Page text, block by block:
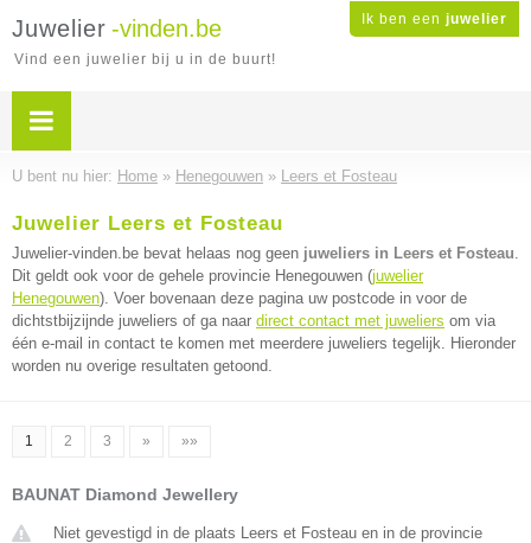
Ik ben een juwelier
Juwelier -vinden.be
Vind een juwelier bij u in de buurt!
U bent nu hier: Home » Henegouwen » Leers et Fosteau
Juwelier Leers et Fosteau
Juwelier-vinden.be bevat helaas nog geen juweliers in Leers et Fosteau.
Dit geldt ook voor de gehele provincie Henegouwen (juwelier
Henegouwen). Voer bovenaan deze pagina uw postcode in voor de
dichtstbijzijnde juweliers of ga naar direct contact met juweliers om via
één e-mail in contact te komen met meerdere juweliers tegelijk. Hieronder
worden nu overige resultaten getoond.
1 2 3 » »»
BAUNAT Diamond Jewellery
Niet gevestigd in de plaats Leers et Fosteau en in de provincie